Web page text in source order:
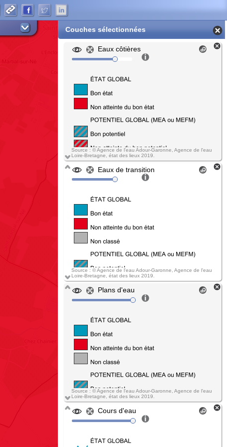
Couches sélectionnées
Eaux côtières
Source : © Agence de l'eau Adour-Garonne, Agence de l'eau
Loire-Bretagne, état des lieux 2019.
Eaux de transition
Source : © Agence de l'eau Adour-Garonne, Agence de l'eau
Loire-Bretagne, état des lieux 2019.
Plans d'eau
Source : © Agence de l'eau Adour-Garonne, Agence de l'eau
Loire-Bretagne, état des lieux 2019.
Cours d'eau